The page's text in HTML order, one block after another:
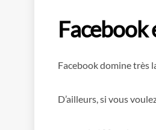
Facebook
Facebook domine très
D’ailleurs, si vous